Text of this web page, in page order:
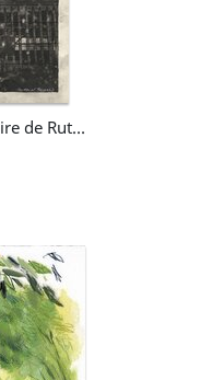
Melvile (T3) - L’histoire de Ruth Jacob